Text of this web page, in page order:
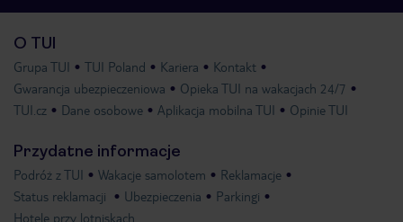
O TUI
Grupa TUI TUI Poland Kariera
Kontakt
Gwarancja ubezpieczeniowa
Opieka TUI na wakacjach 24/7
TUI.cz
Dane osobowe Aplikacja mobilna TUI Opinie TUI
Przydatne informacje
Podróż z TUI Wakacje samolotem
Reklamacje
Status reklamacji
Ubezpieczenia
Parkingi
Hotele przy lotniskach